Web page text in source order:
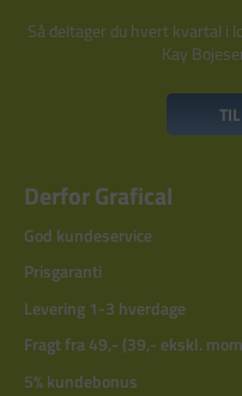
Så deltager du hvert kvartal
Kay
Derfor Grafical
God kundeservice
Prisgaranti
Levering 1-3 hverdage
Fragt fra 49,- (39,- ekskl.
5% kundebonus